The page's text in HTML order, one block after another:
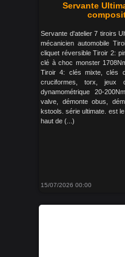
Servante
Servante d'atelier 7 tiroirs
mécanicien automobile
cliquet réversible Tiroir 2:
clé à choc monster
Tiroir 4: clés mixte, clés
cruciformes, torx,
dynamométrique 20-
valve, démonte obus,
kstools. série ultimate. est
haut de (...)
15/07/2026 00:00